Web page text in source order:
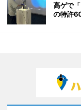
高ゲで
の特許